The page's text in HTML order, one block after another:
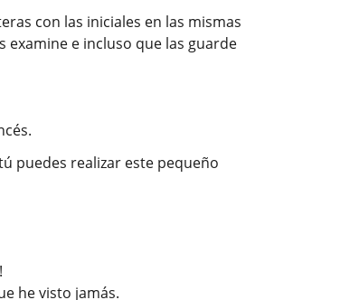
con las iniciales en las mismas
examine e incluso que las guarde
puedes realizar este pequeño
he visto jamás.